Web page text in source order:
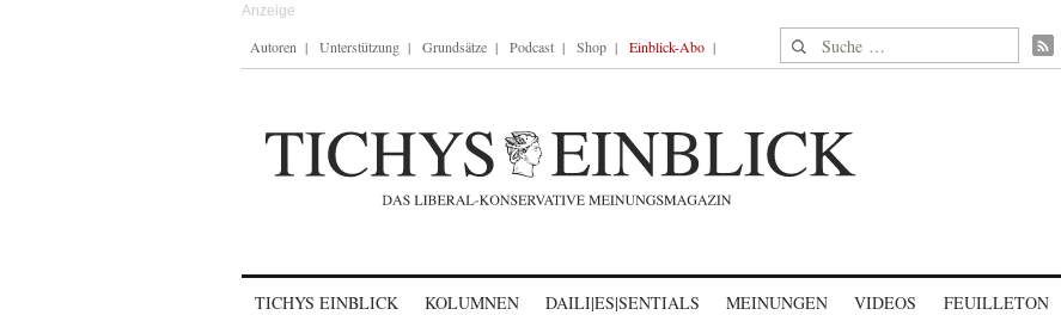
Autoren Unterstützung Grundsätze Podcast Shop Einblick-Abo Suche nach:
TICHYS EINBLICK KOLUMNEN DAILI|ES|SENTIALS MEINUNGEN VIDEOS FEUILLETON